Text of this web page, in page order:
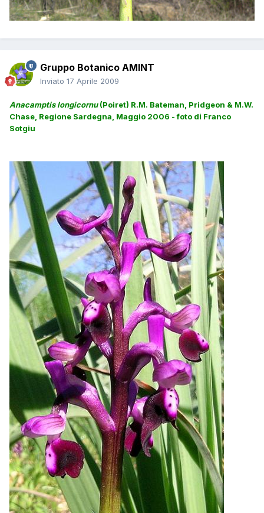
Gruppo Botanico AMINT
Inviato 17 Aprile 2009
Anacamptis longicornu(Poiret) R.M. Bateman, Pridgeon & M.W.
Chase, Regione Sardegna, Maggio 2006 - foto di Franco
Sotgiu